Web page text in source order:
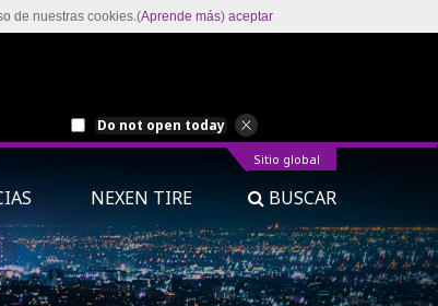
de nuestras cookies.(Aprende más) aceptar
Do not open today
Sitio global
NEXEN TIRE BUSCAR